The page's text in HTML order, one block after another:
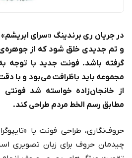
در جریان ری برندینگ «سرای ابریشم»
و تم جدیدی خلق شود که از جوهره‌ی
گرفته باشد. فونت جدید با توجه
مجموعه باید باظرافت می‌بود و با
از خانجان‌زاده خواسته شد فونتی
مطابق رسم الخط مردم طراحی کند.
حروف‌نگاری، طراحی فونت یا
چیدمان حروف برای زبان تصویری